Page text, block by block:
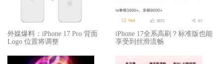
外媒爆料：​​iPhone 17 Pro 背面
Logo 位置将调整​​
iPhone 17全系高刷？标准版也能
享受到丝滑流畅